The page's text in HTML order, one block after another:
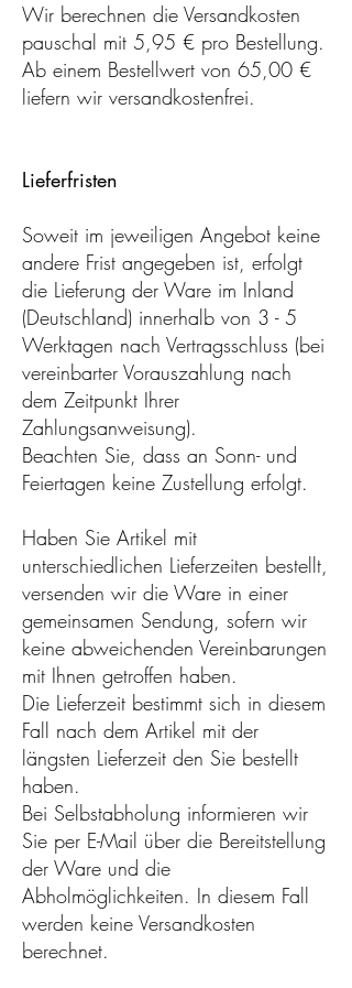
Wir berechnen die Versandkosten
pauschal mit 5,95 € pro Bestellung.
Ab einem Bestellwert von 65,00 €
liefern wir versandkostenfrei.
Lieferfristen
Soweit im jeweiligen Angebot keine
andere Frist angegeben ist, erfolgt
die Lieferung der Ware im Inland
(Deutschland) innerhalb von 3 - 5
Werktagen nach Vertragsschluss (bei
vereinbarter Vorauszahlung nach
dem Zeitpunkt Ihrer
Zahlungsanweisung).
Beachten Sie, dass an Sonn- und
Feiertagen keine Zustellung erfolgt.
Haben Sie Artikel mit
unterschiedlichen Lieferzeiten bestellt,
versenden wir die Ware in einer
gemeinsamen Sendung, sofern wir
keine abweichenden Vereinbarungen
mit Ihnen getroffen haben.
Die Lieferzeit bestimmt sich in diesem
Fall nach dem Artikel mit der
längsten Lieferzeit den Sie bestellt
haben.
Bei Selbstabholung informieren wir
Sie per E-Mail über die Bereitstellung
der Ware und die
Abholmöglichkeiten. In diesem Fall
werden keine Versandkosten
berechnet.